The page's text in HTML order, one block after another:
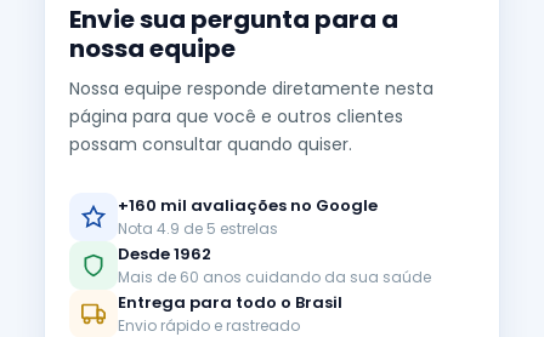
Envie sua pergunta para a
nossa equipe
Nossa equipe responde diretamente nesta
página para que você e outros clientes
possam consultar quando quiser.
+160 mil avaliações no Google
Nota 4.9 de 5 estrelas
Desde 1962
Mais de 60 anos cuidando da sua saúde
Entrega para todo o Brasil
Envio rápido e rastreado